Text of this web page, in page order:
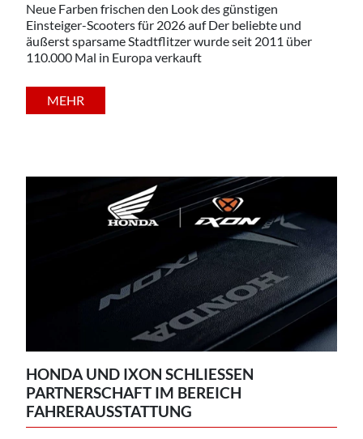
Neue Farben frischen den Look des günstigen
Einsteiger-Scooters für 2026 auf Der beliebte und
äußerst sparsame Stadtflitzer wurde seit 2011 über
110.000 Mal in Europa verkauft
MEHR
HONDA UND IXON SCHLIESSEN P
ARTNERSCHAFT IM BEREICH F
AHRERAUSSTATTUNG